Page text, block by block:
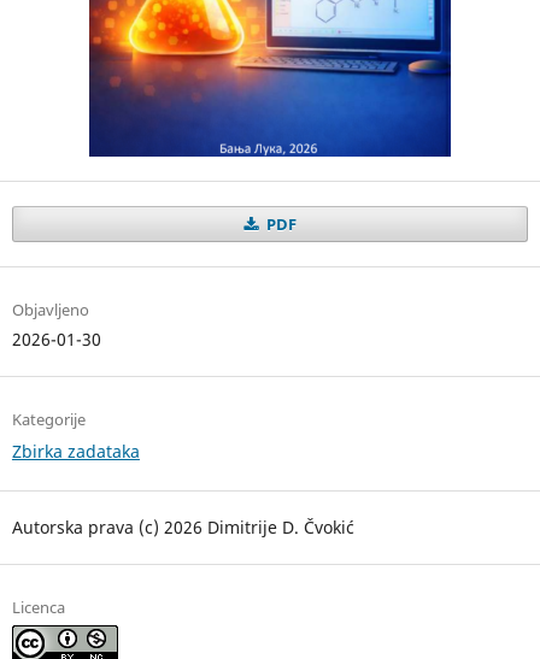
PDF
Objavljeno
2026-01-30
Kategorije
Zbirka zadataka
Autorska prava (c) 2026 Dimitrije D. Čvokić
Licenca